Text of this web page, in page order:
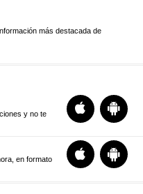
más destacada de
y no te
en formato